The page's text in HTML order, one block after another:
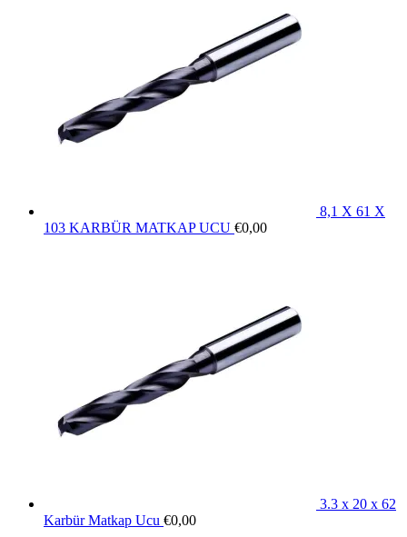
8,1 X 61 X
103 KARBÜR MATKAP UCU €0,00
3.3 x 20 x 62
Karbür Matkap Ucu €0,00